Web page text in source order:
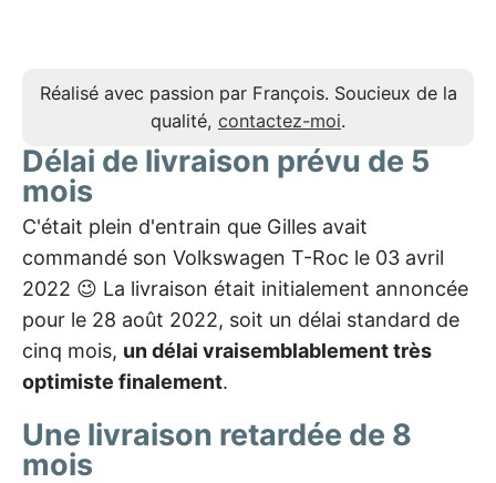
Réalisé avec passion par François. Soucieux de la
qualité, contactez-moi.
Délai de livraison prévu de 5
mois
C'était plein d'entrain que Gilles avait
commandé son Volkswagen T-Roc le 03 avril
2022 😉 La livraison était initialement annoncée
pour le 28 août 2022, soit un délai standard de
cinq mois, un délai vraisemblablement très
optimiste finalement.
Une livraison retardée de 8
mois